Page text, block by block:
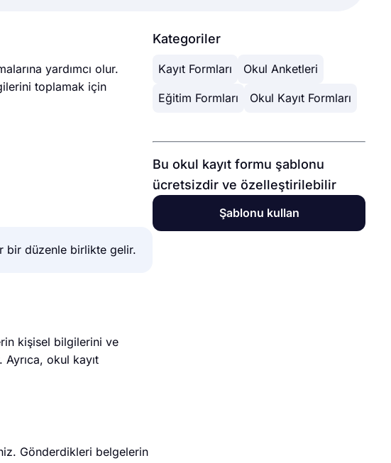
yardımcı olur.
toplamak için
bir düzenle birlikte gelir.
kişisel bilgilerini ve
okul kayıt
Gönderdikleri belgelerin
Kategoriler
Kayıt Formları Okul Anketleri
Eğitim Formları Okul Kayıt Formları
Bu okul kayıt formu şablonu
ücretsizdir ve özelleştirilebilir
Şablonu kullan